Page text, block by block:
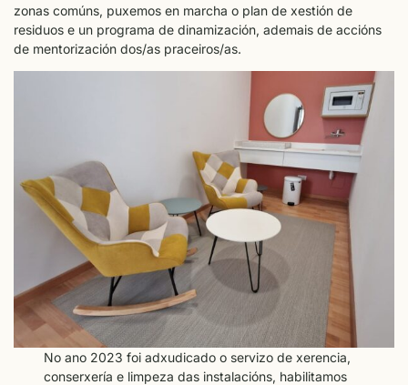
zonas comúns, puxemos en marcha o plan de xestión de
residuos e un programa de dinamización, ademais de accións
de mentorización dos/as praceiros/as.
No ano 2023 foi adxudicado o servizo de xerencia,
conserxería e limpeza das instalacións, habilitamos